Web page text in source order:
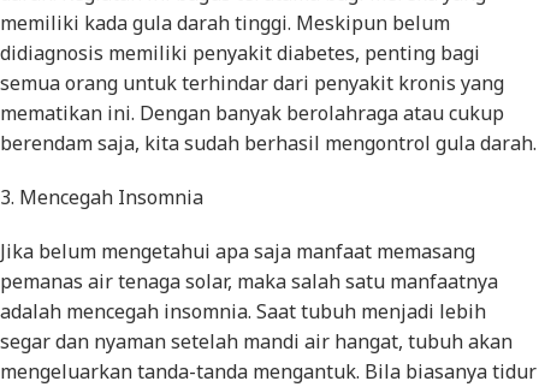
memiliki kada gula darah tinggi. Meskipun belum
didiagnosis memiliki penyakit diabetes, penting bagi
semua orang untuk terhindar dari penyakit kronis yang
mematikan ini. Dengan banyak berolahraga atau cukup
berendam saja, kita sudah berhasil mengontrol gula darah.
3. Mencegah Insomnia
Jika belum mengetahui apa saja manfaat memasang
pemanas air tenaga solar, maka salah satu manfaatnya
adalah mencegah insomnia. Saat tubuh menjadi lebih
segar dan nyaman setelah mandi air hangat, tubuh akan
mengeluarkan tanda-tanda mengantuk. Bila biasanya tidur